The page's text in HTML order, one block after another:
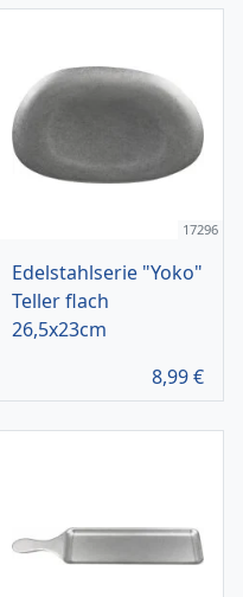
17296
Edelstahlserie "Yoko"
Teller flach
26,5x23cm
8,99€